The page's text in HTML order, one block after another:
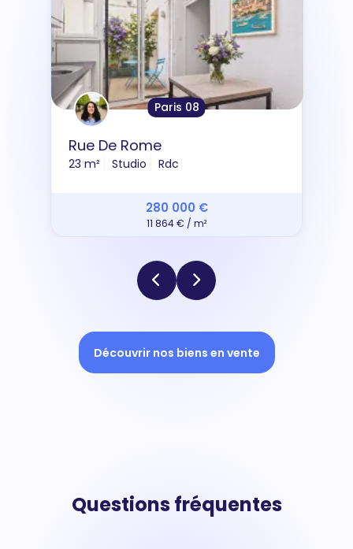
Paris 08
Rue De Rome
23 m² Studio Rdc
280 000 €
11 864 € / m²
Découvrir nos biens en vente
Questions fréquentes